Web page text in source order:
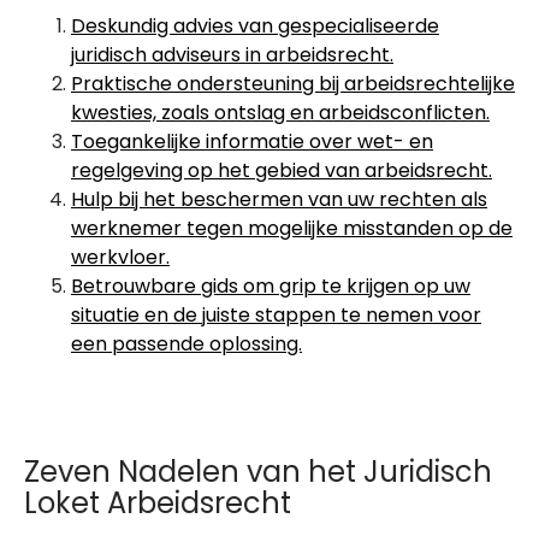
Deskundig advies van gespecialiseerde
juridisch adviseurs in arbeidsrecht.
Praktische ondersteuning bij arbeidsrechtelijke
kwesties, zoals ontslag en arbeidsconflicten.
Toegankelijke informatie over wet- en
regelgeving op het gebied van arbeidsrecht.
Hulp bij het beschermen van uw rechten als
werknemer tegen mogelijke misstanden op de
werkvloer.
Betrouwbare gids om grip te krijgen op uw
situatie en de juiste stappen te nemen voor
een passende oplossing.
Zeven Nadelen van het Juridisch
Loket Arbeidsrecht